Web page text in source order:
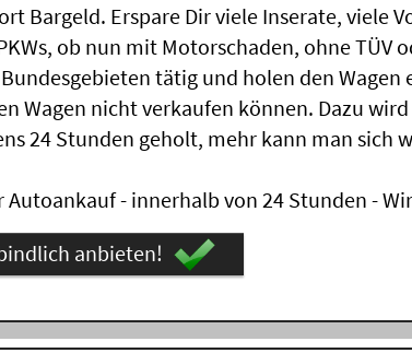
Bargeld. Erspare Dir viele Inserate, viele
ob nun mit Motorschaden, ohne TÜV
tätig und holen den Wagen
Wagen nicht verkaufen können. Dazu
24 Stunden geholt, mehr kann man sich
Autoankauf - innerhalb von 24 Stunden -
anbieten!